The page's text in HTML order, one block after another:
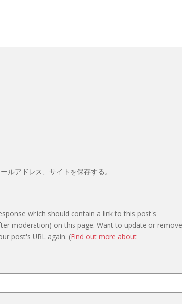
ルアドレス、サイトを保存する。
which should contain a link to this post's
moderation) on this page. Want to update or remove
post's URL again. (Find out more about